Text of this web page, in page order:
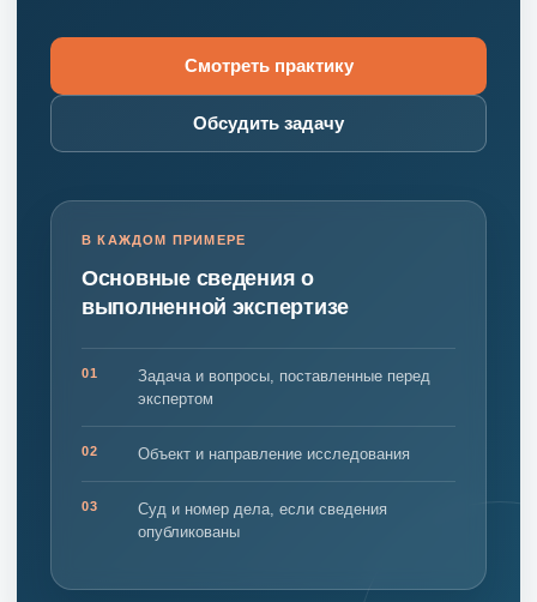
Смотреть практику
Обсудить задачу
В КАЖДОМ ПРИМЕРЕ
Основные сведения о
выполненной экспертизе
01
Задача и вопросы, поставленные перед
экспертом
02 Объект и направление исследования
03
Суд и номер дела, если сведения
опубликованы